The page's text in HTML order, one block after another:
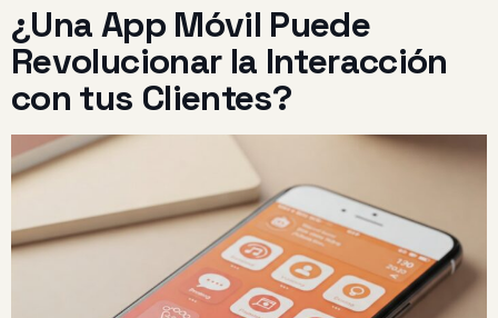
¿Una App Móvil Puede
Revolucionar la Interacción
con tus Clientes?